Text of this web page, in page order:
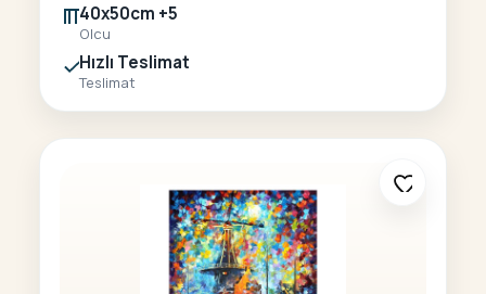
40x50cm +5
Olcu
Hızlı Teslimat
Teslimat